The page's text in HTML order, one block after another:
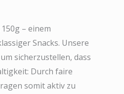
– einem
Snacks. Unsere
sicherzustellen, dass
Durch faire
somit aktiv zu